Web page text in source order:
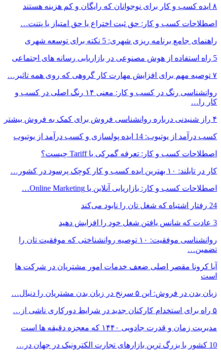
۸ ایده کسب و کار برای نوجوانان که رایگان و کم هزینه هستند
اصطلاحات کسب و کار: حق ثبت اختراع یا حق امتیاز یا پتنت…
راهنمای جامع برنامه ریزی شهری: 5 نکته برای توسعه شهری
5 راه استفاده از هوش مصنوعی در بازاریابی رسانه های اجتماعی
۷ توصیه مهم برای افزایش مهارت کار گروهی که روی همه تاثیر…
روانشناسی رنگ در کسب و کار: معنی ۱۴ رنگ اصلی در کسب و
کار را…
۴ راز شنیدنی درباره روانشناسی فروش برای کمک به فروش بیشتر
کسب درآمد از یوتیوب: 14 ایده پولسازی و کسب درآمد از یوتیوب
اصطلاحات کسب و کار: تعرفه گمرکی یا Tariff چیست؟
کار در تایلند: ۱۰ بهترین ایده کسب و کار کوچک پرسود در کشور…
اصطلاحات کسب و کار: بازاریابی آنلاین یا Online Marketing…
24 رفتار اشتباه که شغل تان را نابود می‌کند
3 عادت که شانس یافتن شغل خود را افزایش دهید
روانشناسی موفقیت: ۱۰ توصیه روانشناختی که موفقیت تان را
تضمین…
آیا کرونا مقصر اصلی ضعف خدمات امور مشتریان در شرکت ها
است
زبان بدن در فروش: این ۵ سرنخ در زبان بدن مشتریان را دنبال…
۵ راه برای استخدام کارکنان جدید در شرایط دورکاری ناشی از…
مدیریت زمان و قدرت جادویی ۱۴۴۰ که معجزه دقیقه ها است
10 کشور با بزرگ ترین بازارهای تجارت الکترونیک در جهان در…